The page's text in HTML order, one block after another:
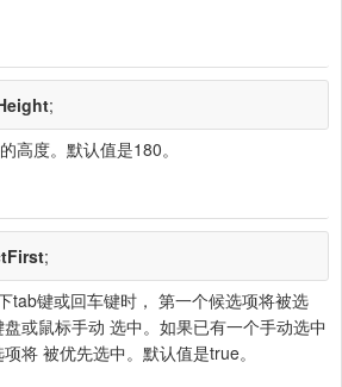
;
高度。默认值是180。
;
tab键或回车键时， 第一个候选项将被选
或鼠标手动 选中。如果已有一个手动选中
将 被优先选中。默认值是true。